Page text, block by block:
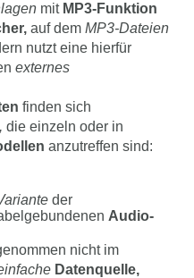
mit MP3-Funktion
auf dem MP3-Dateien
nutzt eine hierfür
externes
finden sich
die einzeln oder in
anzutreffen sind:
der
Audio-
nicht im
Datenquelle,